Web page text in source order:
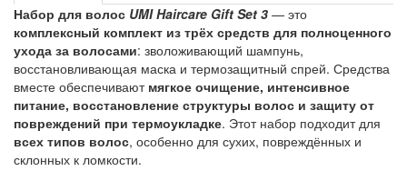
Набор для волос UMI Haircare Gift Set 3 — это
комплексный комплект из трёх средств для полноценного
ухода за волосами: зволоживающий шампунь,
восстановливающая маска и термозащитный спрей. Средства
вместе обеспечивают мягкое очищение, интенсивное
питание, восстановление структуры волос и защиту от
повреждений при термоукладке. Этот набор подходит для
всех типов волос, особенно для сухих, повреждённых и
склонных к ломкости.